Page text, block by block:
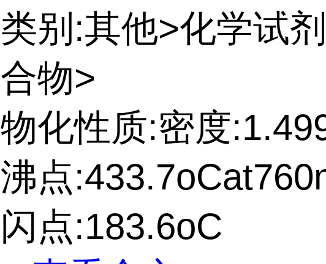
类别:其他>化学试
合物>
物化性质:密度
沸点
闪点:183.6oC